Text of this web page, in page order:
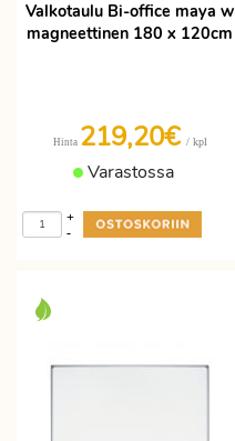
Valkotaulu Bi-office maya w
magneettinen 180 x 120cm
Hinta 219,20€ / kpl
Varastossa
-
+